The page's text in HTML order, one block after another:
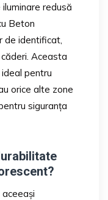
redusă
Beton
de identificat,
Aceasta
pentru
orice alte zone
siguranța